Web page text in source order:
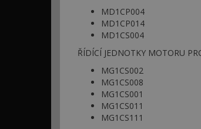
MD1CP004
MD1CP014
MD1CS004
ŘÍDÍCÍ JEDNOTKY MOTORU
MG1CS002
MG1CS008
MG1CS001
MG1CS011
MG1CS111